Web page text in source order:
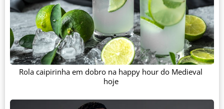
Rola caipirinha em dobro na happy hour do Medieval
hoje